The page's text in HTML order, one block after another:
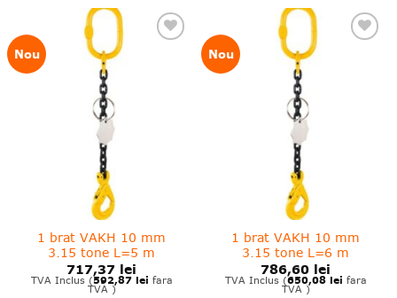
Nou
1 brat VAKH 10 mm
3.15 tone L=5 m
717,37 lei
TVA Inclus (592,87 lei fara
TVA )
Nou
1 brat VAKH 10 mm
3.15 tone L=6 m
786,60 lei
TVA Inclus (650,08 lei fara
TVA )